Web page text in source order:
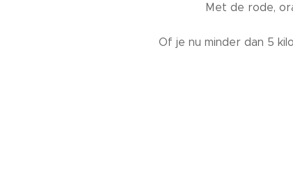
Met de rode,
Of je nu minder dan 5